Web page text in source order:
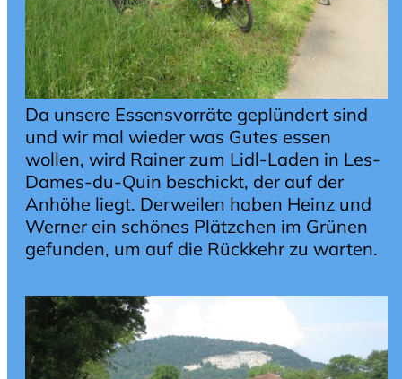
Da unsere Essensvorräte geplündert sind
und wir mal wieder was Gutes essen
wollen, wird Rainer zum Lidl-Laden in Les-
Dames-du-Quin beschickt, der auf der
Anhöhe liegt. Derweilen haben Heinz und
Werner ein schönes Plätzchen im Grünen
gefunden, um auf die Rückkehr zu warten.